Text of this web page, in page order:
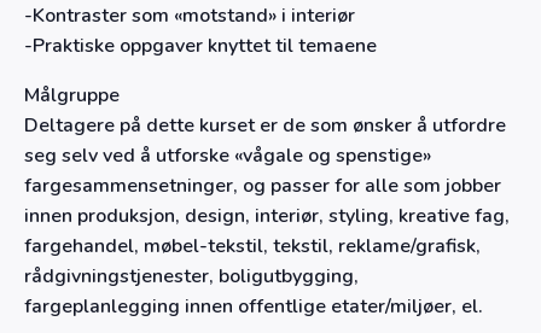
-Kontraster som «motstand» i interiør
-Praktiske oppgaver knyttet til temaene
Målgruppe
Deltagere på dette kurset er de som ønsker å utfordre
seg selv ved å utforske «vågale og spenstige»
fargesammensetninger, og passer for alle som jobber
innen produksjon, design, interiør, styling, kreative fag,
fargehandel, møbel-tekstil, tekstil, reklame/grafisk,
rådgivningstjenester, boligutbygging,
fargeplanlegging innen offentlige etater/miljøer, el.